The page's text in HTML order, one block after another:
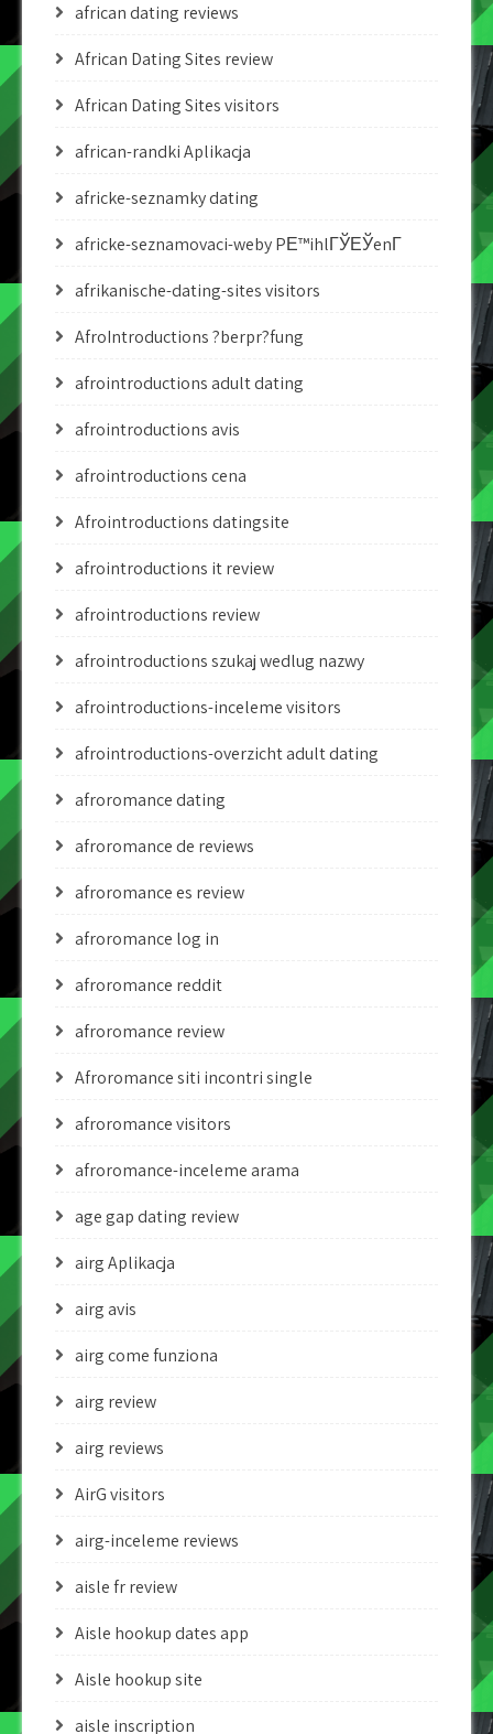
african dating reviews
African Dating Sites review
African Dating Sites visitors
african-randki Aplikacja
africke-seznamky dating
africke-seznamovaci-weby PЕ™ihlГЎЕЎenГ­
afrikanische-dating-sites visitors
AfroIntroductions ?berpr?fung
afrointroductions adult dating
afrointroductions avis
afrointroductions cena
Afrointroductions datingsite
afrointroductions it review
afrointroductions review
afrointroductions szukaj wedlug nazwy
afrointroductions-inceleme visitors
afrointroductions-overzicht adult dating
afroromance dating
afroromance de reviews
afroromance es review
afroromance log in
afroromance reddit
afroromance review
Afroromance siti incontri single
afroromance visitors
afroromance-inceleme arama
age gap dating review
airg Aplikacja
airg avis
airg come funziona
airg review
airg reviews
AirG visitors
airg-inceleme reviews
aisle fr review
Aisle hookup dates app
Aisle hookup site
aisle inscription